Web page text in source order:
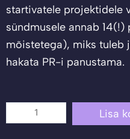
startivatele projektidele
sündmusele annab
mõistetega), miks tuleb
hakata PR-i panustama.
on
Lisa